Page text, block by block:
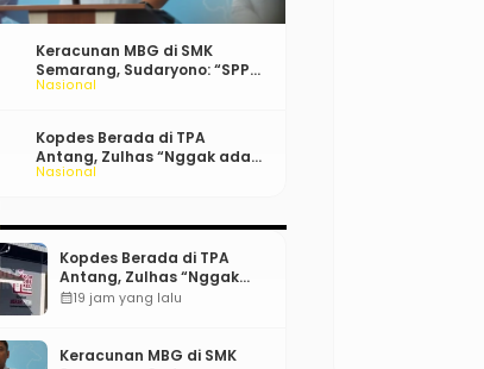
Nasional
Keracunan MBG di SMK
Semarang, Sudaryono: “SPPG
Harus Bertanggung Jawab!”
Nasional
Kopdes Berada di TPA
Antang, Zulhas “Nggak ada
Lahan!”
Kopdes Berada di TPA
Antang, Zulhas “Nggak
ada Lahan!”
calendar_month19 jam yang lalu
Keracunan MBG di SMK